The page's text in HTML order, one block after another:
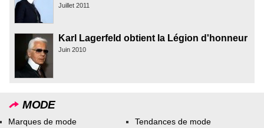
Juillet 2011
Karl Lagerfeld obtient la Légion d'honneur
Juin 2010
MODE
Marques de mode Tendances de mode